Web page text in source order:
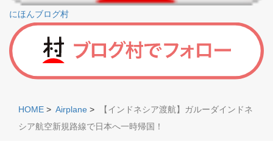
にほんブログ村
HOME > Airplane >
【インドネシア渡航】ガルーダインドネ
シア航空新規路線で日本へ一時帰国！